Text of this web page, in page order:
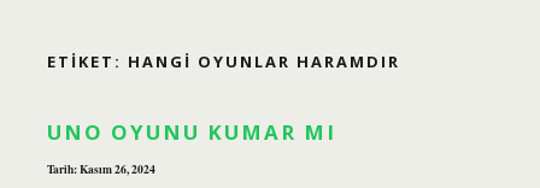
ETIKET: HANGI OYUNLAR HARAMDIR
UNO OYUNU KUMAR MI
Tarih: Kasım 26, 2024